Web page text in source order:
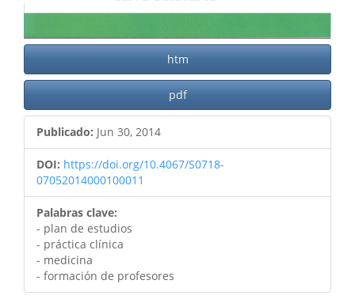
htm
pdf
Publicado: Jun 30, 2014
DOI: https://doi.org/10.4067/S0718-
07052014000100011
Palabras clave:
- plan de estudios
- práctica clínica
- medicina
- formación de profesores